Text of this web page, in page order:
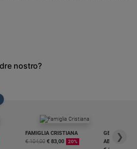
nostro?
FAMIGLIA CRISTIANA
€ 104,00 € 83,00 20%
GBABY
❯